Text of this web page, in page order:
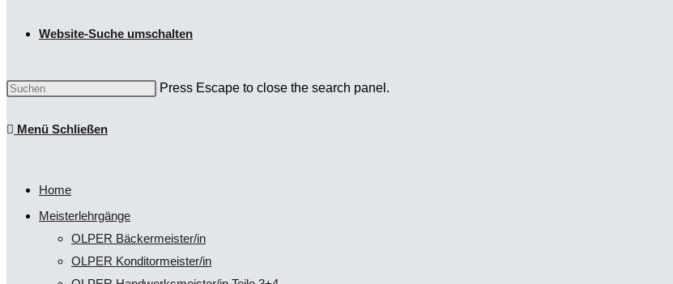
Website-Suche umschalten
Press Escape to close the search panel.
Menü Schließen
Home
Meisterlehrgänge
OLPER Bäckermeister/in
OLPER Konditormeister/in